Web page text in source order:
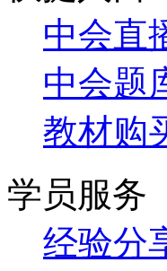
中会直
中会题
教材购
学员服务
经验分